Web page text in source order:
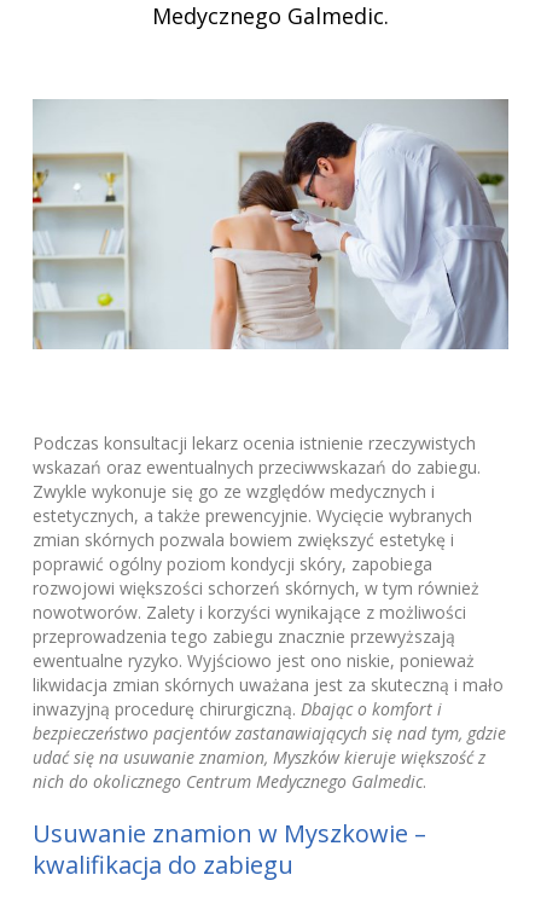
Medycznego Galmedic.
Podczas konsultacji lekarz ocenia istnienie rzeczywistych
wskazań oraz ewentualnych przeciwwskazań do zabiegu.
Zwykle wykonuje się go ze względów medycznych i
estetycznych, a także prewencyjnie. Wycięcie wybranych
zmian skórnych pozwala bowiem zwiększyć estetykę i
poprawić ogólny poziom kondycji skóry, zapobiega
rozwojowi większości schorzeń skórnych, w tym również
nowotworów. Zalety i korzyści wynikające z możliwości
przeprowadzenia tego zabiegu znacznie przewyższają
ewentualne ryzyko. Wyjściowo jest ono niskie, ponieważ
likwidacja zmian skórnych uważana jest za skuteczną i mało
inwazyjną procedurę chirurgiczną. Dbając o komfort i
bezpieczeństwo pacjentów zastanawiających się nad tym, gdzie
udać się na usuwanie znamion, Myszków kieruje większość z
nich do okolicznego Centrum Medycznego Galmedic.
Usuwanie znamion w Myszkowie –
kwalifikacja do zabiegu